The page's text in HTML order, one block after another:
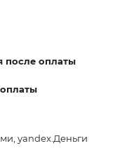
после оплаты
yandex.Деньги